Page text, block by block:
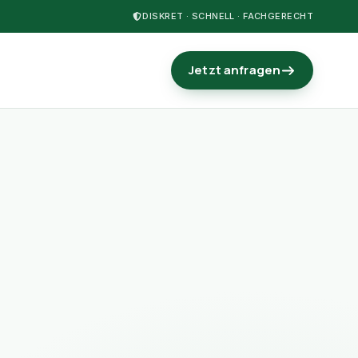
DISKRET · SCHNELL · FACHGERECHT
Jetzt anfragen